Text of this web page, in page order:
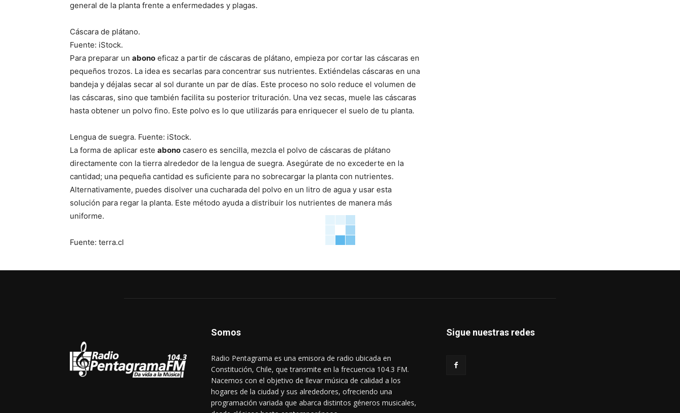
general de la planta frente a enfermedades y plagas.
Cáscara de plátano.
Fuente: iStock.
Para preparar un abono eficaz a partir de cáscaras de plátano, empieza por cortar las cáscaras en
pequeños trozos. La idea es secarlas para concentrar sus nutrientes. Extiéndelas cáscaras en una
bandeja y déjalas secar al sol durante un par de días. Este proceso no solo reduce el volumen de
las cáscaras, sino que también facilita su posterior trituración. Una vez secas, muele las cáscaras
hasta obtener un polvo fino. Este polvo es lo que utilizarás para enriquecer el suelo de tu planta.
Lengua de suegra. Fuente: iStock.
La forma de aplicar este abono casero es sencilla, mezcla el polvo de cáscaras de plátano
directamente con la tierra alrededor de la lengua de suegra. Asegúrate de no excederte en la
cantidad; una pequeña cantidad es suficiente para no sobrecargar la planta con nutrientes.
Alternativamente, puedes disolver una cucharada del polvo en un litro de agua y usar esta
solución para regar la planta. Este método ayuda a distribuir los nutrientes de manera más
uniforme.
Fuente: terra.cl
Somos
Radio Pentagrama es una emisora de radio ubicada en
Constitución, Chile, que transmite en la frecuencia 104.3 FM.
Nacemos con el objetivo de llevar música de calidad a los
hogares de la ciudad y sus alrededores, ofreciendo una
programación variada que abarca distintos géneros musicales,
Sigue nuestras redes